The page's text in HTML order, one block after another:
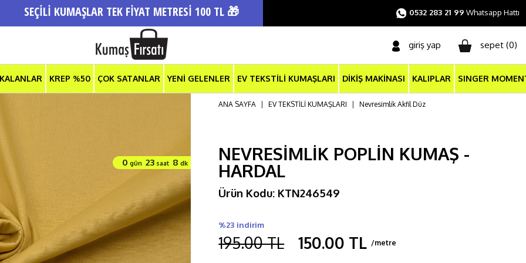
SEÇİLİ KUMAŞLAR TEK FİYAT METRESİ 100 TL 🎁 0532 283 21 99 Whatsapp Hattı
giriş yap sepet (0)
KREP %50 ÇOK SATANLAR YENİ GELENLER EV TEKSTİLİ KUMAŞLARI DİKİŞ MAKİNASI KALIPLAR SINGER
0 gün 23saat 8 dk
ANA SAYFA EV TEKSTİLİ KUMAŞLARI Nevresimlik Akfil Düz
NEVRESİMLİK POPLİN KUMAŞ -
HARDAL
Ürün Kodu: KTN246549
%23 indirim
195.00 TL 150.00 TL /metre